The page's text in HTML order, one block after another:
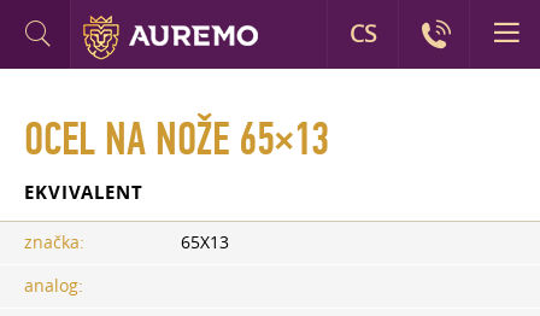
OCEL NA NOŽE 65×13
EKVIVALENT
značka:
65X13
analog:
CS